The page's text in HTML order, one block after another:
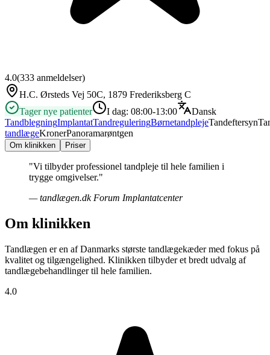
4.0(333 anmeldelser)
H.C. Ørsteds Vej 50C, 1879 Frederiksberg C
Tager nye patienter
I dag: 08:00-13:00
Dansk
TandblegningImplantatTandreguleringBørnetandplejeTandeftersyn
tandlægeKronerPanoramarøntgen
Om klinikken Priser
"Vi tilbyder professionel tandpleje til hele familien i
trygge omgivelser."
—tandlægen.dk Forum Implantatcenter
Om klinikken
Tandlægen er en af Danmarks største tandlægekæder med fokus på
kvalitet og tilgængelighed. Klinikken tilbyder et bredt udvalg af
tandlægebehandlinger til hele familien.
4.0